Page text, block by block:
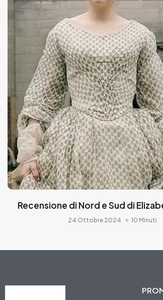
Recensione di Nord e Sud di
24 Ottobre 2024 10 Minuti